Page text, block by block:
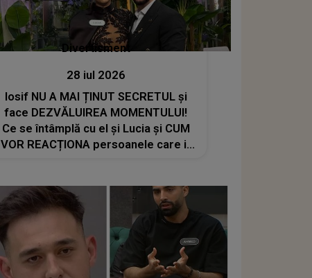
Divertisment
28 iul 2026
Iosif NU A MAI ȚINUT SECRETUL și
face DEZVĂLUIREA MOMENTULUI!
Ce se întâmplă cu el și Lucia și CUM
VOR REACȚIONA persoanele care i-